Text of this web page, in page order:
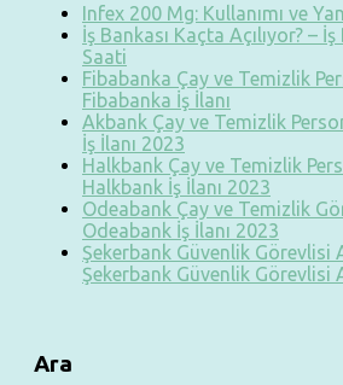
Infex 200 Mg: Kullanımı ve
İş Bankası Kaçta Açılıyor? – İş
Saati
Fibabanka Çay ve Temizlik
Fibabanka İş İlanı
Akbank Çay ve Temizlik
İş İlanı 2023
Halkbank Çay ve Temizlik
Halkbank İş İlanı 2023
Odeabank Çay ve Temizlik
Odeabank İş İlanı 2023
Şekerbank Güvenlik Görevlisi
Şekerbank Güvenlik Görevlisi
Ara